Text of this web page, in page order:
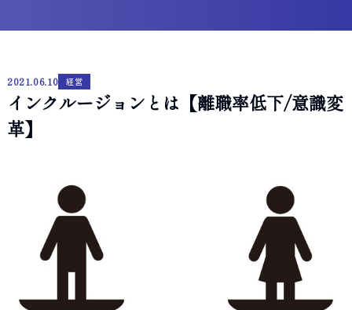
2021.06.10 経営
インクルージョンとは【離職率低下/意識変
革】